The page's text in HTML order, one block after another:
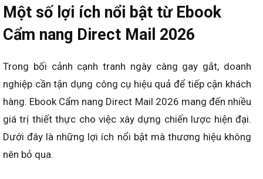
Một số lợi ích nổi bật từ Ebook
Cẩm nang Direct Mail 2026
Trong bối cảnh cạnh tranh ngày càng gay gắt, doanh
nghiệp cần tận dụng công cụ hiệu quả để tiếp cận khách
hàng. Ebook Cẩm nang Direct Mail 2026 mang đến nhiều
giá trị thiết thực cho việc xây dựng chiến lược hiện đại.
Dưới đây là những lợi ích nổi bật mà thương hiệu không
nên bỏ qua.